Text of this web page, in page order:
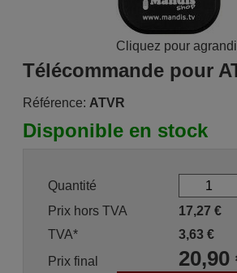
Cliquez pour
Télécommande pour
Référence: ATVR
Disponible en stock
Quantité
Prix hors TVA
17,27 €
TVA*
3,63€
Prix final
20,90